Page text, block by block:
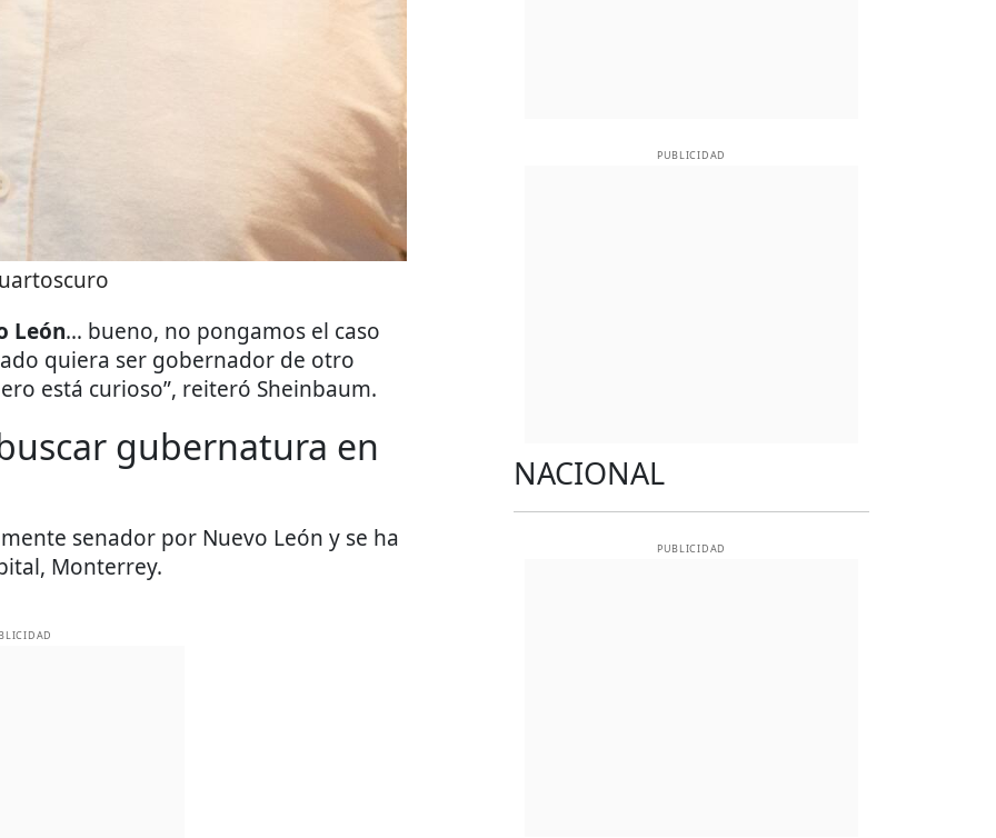
León… bueno, no pongamos el caso
quiera ser gobernador de otro
está curioso”, reiteró Sheinbaum.
gubernatura en
senador por Nuevo León y se ha
Monterrey.
PUBLICIDAD
NACIONAL
PUBLICIDAD